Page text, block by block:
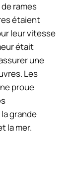
rames
étaient
leur vitesse
était
une
Les
proue
grande
la mer.